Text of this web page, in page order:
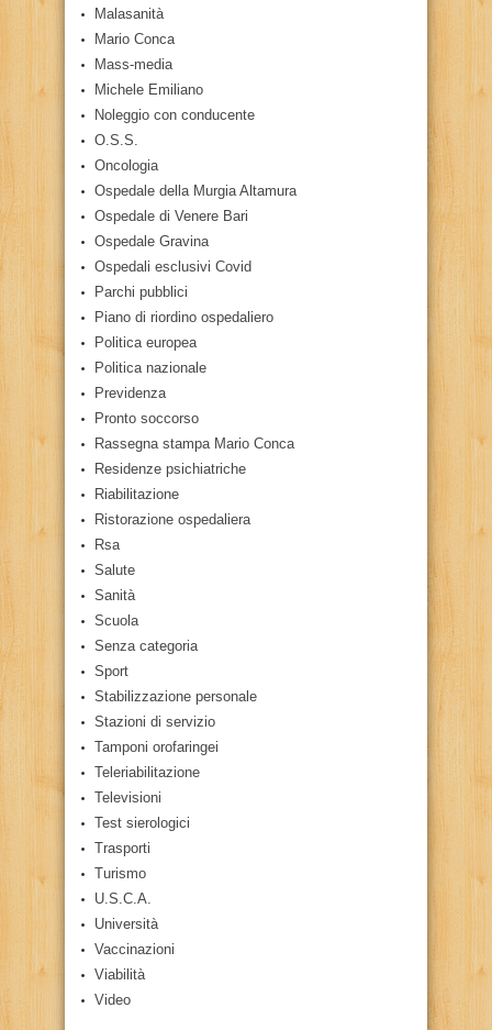
Malasanità
Mario Conca
Mass-media
Michele Emiliano
Noleggio con conducente
O.S.S.
Oncologia
Ospedale della Murgia Altamura
Ospedale di Venere Bari
Ospedale Gravina
Ospedali esclusivi Covid
Parchi pubblici
Piano di riordino ospedaliero
Politica europea
Politica nazionale
Previdenza
Pronto soccorso
Rassegna stampa Mario Conca
Residenze psichiatriche
Riabilitazione
Ristorazione ospedaliera
Rsa
Salute
Sanità
Scuola
Senza categoria
Sport
Stabilizzazione personale
Stazioni di servizio
Tamponi orofaringei
Teleriabilitazione
Televisioni
Test sierologici
Trasporti
Turismo
U.S.C.A.
Università
Vaccinazioni
Viabilità
Video